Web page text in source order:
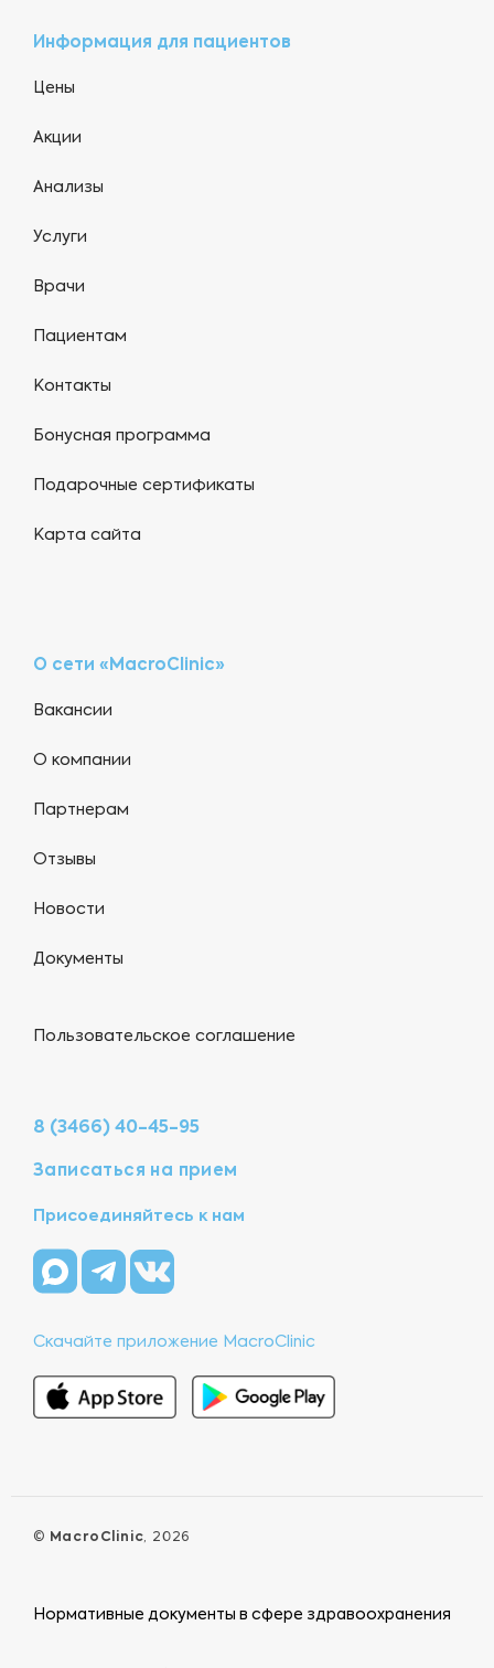
Информация для пациентов
Цены
Акции
Анализы
Услуги
Врачи
Пациентам
Контакты
Бонусная программа
Подарочные сертификаты
Карта сайта
О сети «MacroClinic»
Вакансии
О компании
Партнерам
Отзывы
Новости
Документы
Пользовательское соглашение
8 (3466) 40-45-95
Записаться на прием
Присоединяйтесь к нам
Скачайте приложение MacroClinic
© MacroClinic, 2026
Нормативные документы в сфере здравоохранения